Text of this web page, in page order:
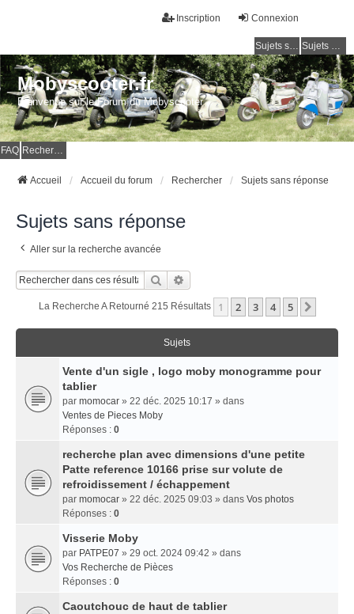
Connexion
Inscription
Sujets sans réponse Sujets actifs
Mobyscooter.fr
Bienvenue sur le Forum du Mobyscooter
FAQ Rechercher
Accueil Accueil du forum Rechercher Sujets sans réponse
Sujets sans réponse
Aller sur la recherche avancée
Rechercher
La Recherche A Retourné 215 Résultats 1 2 3 4 5
Sujets
Vente d'un sigle , logo moby monogramme pour
tablier
par momocar » 22 déc. 2025 10:17 » dans
Ventes de Pieces Moby
Réponses : 0
recherche plan avec dimensions d'une petite
Patte reference 10166 prise sur volute de
refroidissement / échappement
par momocar » 22 déc. 2025 09:03 » dans Vos photos
Réponses : 0
Visserie Moby
par PATPE07 » 29 oct. 2024 09:42 » dans
Vos Recherche de Pièces
Réponses : 0
Caoutchouc de haut de tablier